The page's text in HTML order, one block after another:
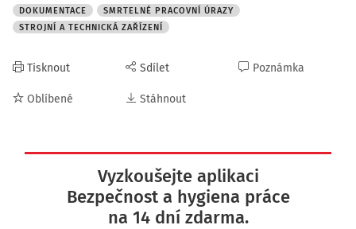
DOKUMENTACE
SMRTELNÉ PRACOVNÍ ÚRAZY
STROJNÍ A TECHNICKÁ ZAŘÍZENÍ
Tisknout
Oblíbené
Sdílet
Stáhnout
Poznámka
Vyzkoušejte aplikaci
Bezpečnost a hygiena práce
na 14 dní zdarma.